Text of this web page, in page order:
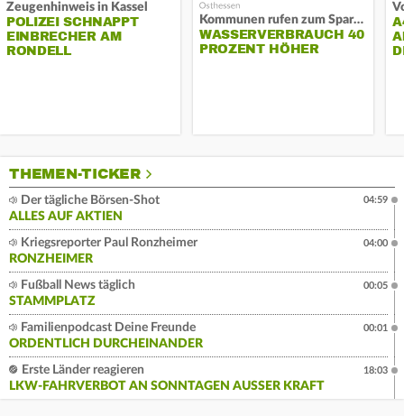
Zeugenhinweis in Kassel
POLIZEI SCHNAPPT
EINBRECHER AM
RONDELL
Kommunen rufen zum Sparen auf
WASSERVERBRAUCH 40
PROZENT HÖHER
THEMEN-TICKER
Der tägliche Börsen-Shot
ALLES AUF AKTIEN
04:59
Kriegsreporter Paul Ronzheimer
RONZHEIMER
04:00
Fußball News täglich
STAMMPLATZ
00:05
Familienpodcast Deine Freunde
ORDENTLICH DURCHEINANDER
00:01
Erste Länder reagieren
LKW-FAHRVERBOT AN SONNTAGEN AUSSER KRAFT
18:03